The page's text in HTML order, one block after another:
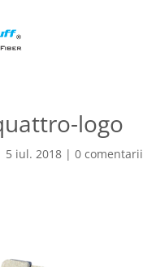
logo
5 iul. 2018| 0 comentarii